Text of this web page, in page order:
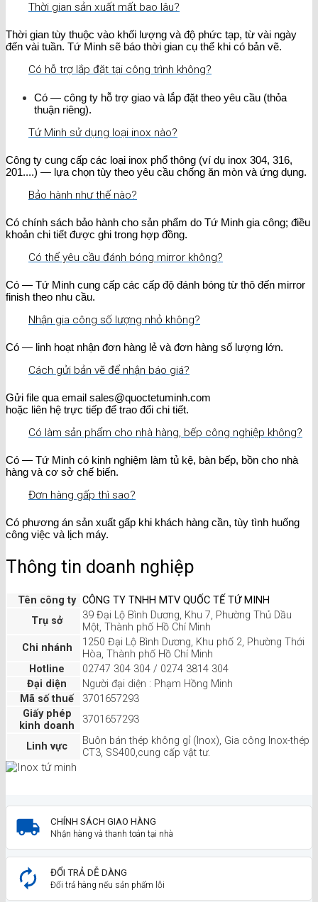
Thời gian sản xuất mất bao lâu?
Thời gian tùy thuộc vào khối lượng và độ phức tạp, từ vài ngày
đến vài tuần. Tứ Minh sẽ báo thời gian cụ thể khi có bản vẽ.
Có hỗ trợ lắp đặt tại công trình không?
Có — công ty hỗ trợ giao và lắp đặt theo yêu cầu (thỏa
thuận riêng).
Tứ Minh sử dụng loại inox nào?
Công ty cung cấp các loại inox phổ thông (ví dụ inox 304, 316,
201....) — lựa chọn tùy theo yêu cầu chống ăn mòn và ứng dụng.
Bảo hành như thế nào?
Có chính sách bảo hành cho sản phẩm do Tứ Minh gia công; điều
khoản chi tiết được ghi trong hợp đồng.
Có thể yêu cầu đánh bóng mirror không?
Có — Tứ Minh cung cấp các cấp độ đánh bóng từ thô đến mirror
finish theo nhu cầu.
Nhận gia công số lượng nhỏ không?
Có — linh hoạt nhận đơn hàng lẻ và đơn hàng số lượng lớn.
Cách gửi bản vẽ để nhận báo giá?
Gửi file qua email sales@quoctetuminh.com
hoặc liên hệ trực tiếp để trao đổi chi tiết.
Có làm sản phẩm cho nhà hàng, bếp công nghiệp không?
Có — Tứ Minh có kinh nghiệm làm tủ kệ, bàn bếp, bồn cho nhà
hàng và cơ sở chế biến.
Đơn hàng gấp thì sao?
Có phương án sản xuất gấp khi khách hàng cần, tùy tình huống
công việc và lịch máy.
Thông tin doanh nghiệp
Tên công ty CÔNG TY TNHH MTV QUỐC TẾ TỨ MINH
Trụ sở
39 Đại Lộ Bình Dương, Khu 7, Phường Thủ Dầu
Một, Thành phố Hồ Chí Minh
Chi nhánh
1250 Đại Lộ Bình Dương, Khu phố 2, Phường Thới
Hòa, Thành phố Hồ Chí Minh
Hotline
02747 304 304 / 0274 3814 304
Đại diện
Người đại diện : Phạm Hồng Minh
Mã số thuế
3701657293
Giấy phép
kinh doanh
3701657293
Linh vực
Buôn bán thép không gỉ (Inox), Gia công Inox-thép
CT3, SS400,cung cấp vật tư.
CHÍNH SÁCH GIAO HÀNG
Nhận hàng và thanh toán tại nhà
ĐỔI TRẢ DỄ DÀNG
Đổi trả hàng nếu sản phẩm lỗi